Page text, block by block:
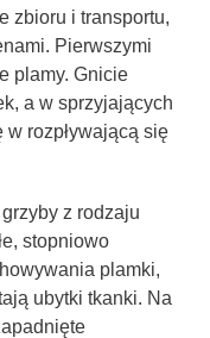
zbioru i transportu,
Pierwszymi
plamy. Gnicie
a w sprzyjających
w rozpływającą się
z rodzaju
stopniowo
plamki,
ubytki tkanki. Na